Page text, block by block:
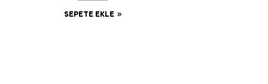
SEPETE EKLE